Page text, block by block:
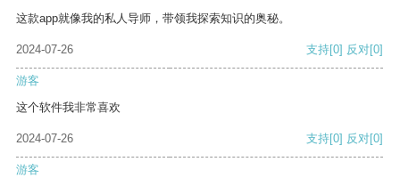
这款app就像我的私人导师，带领我探索知识的奥秘。
2024-07-26 支持[0] 反对[0]
游客
这个软件我非常喜欢
2024-07-26 支持[0] 反对[0]
游客